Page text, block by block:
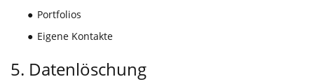
● Portfolios
● Eigene Kontakte
5. Datenlöschung